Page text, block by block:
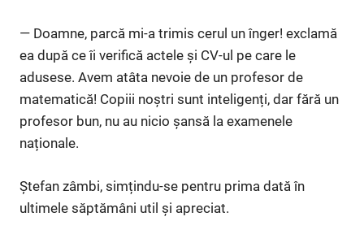
— Doamne, parcă mi-a trimis cerul un înger! exclamă
ea după ce îi verifică actele și CV-ul pe care le
adusese. Avem atâta nevoie de un profesor de
matematică! Copiii noștri sunt inteligenți, dar fără un
profesor bun, nu au nicio șansă la examenele
naționale.
Ștefan zâmbi, simțindu-se pentru prima dată în
ultimele săptămâni util și apreciat.